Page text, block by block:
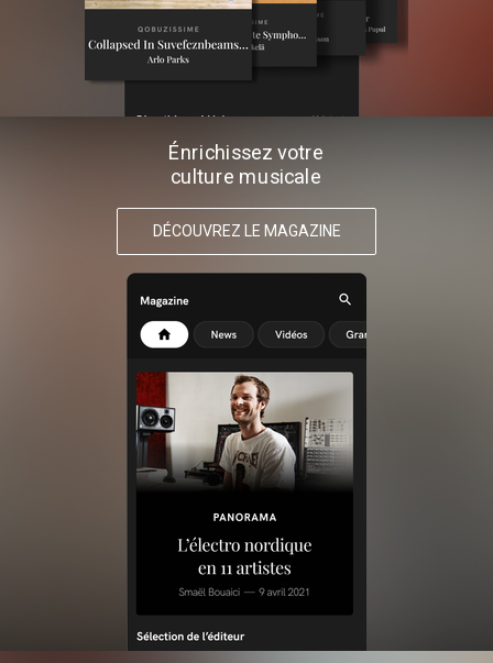
Énrichissez votre
culture musicale
DÉCOUVREZ LE MAGAZINE